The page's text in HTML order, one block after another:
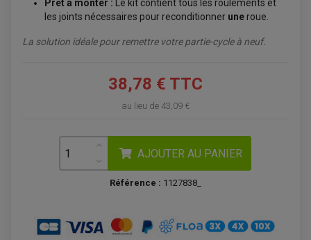
ÉCHAPPEMENT MOTO
SILENCIEUX / ÉCHAPPEMENT MOTO
CHARGEUR BATTERIE
CLIGNOTANT MOTO
ECLAIRAGE MOTO
FEUX ADDITIONNELS
KIT RECONDITIONNEMENT DEMARREUR
POMPE A ESSENCE
REDRESSEUR / REGULATEUR
ENTRETIEN MOTO
ATELIER, PADDOCK, STAND
ÉCHAPEMENT SCOOTER
ÉCHAPPEMENT SCOOTER
BATTERIE SCOOTER
CHARGEUR DE BATTERIE
ECLAIRAGE SCOOTER
FREINAGE
DISQUE DE FREIN AVANT
DISQUE DE FREIN ARRIERE
MAÎTRE CYLINDRE
FILTRE A AIR BMC QUAD
FILTRE A AIR QUAD
KIT CHAÎNE
GUIDE CHAÎNE
PATIN DE BRAS OSCILLANT
EMBRAYAGE OFF ROAD
PIÈCE MOTEUR
POMPE À EAU BOYESEN
KIT RÉPARATION POMPE A EAU
Prêt à monter : Le kit contient tous les roulements et
les joints nécessaires pour reconditionner uneroue.
La solution idéale pour remettre votre partie-cycle à neuf.
38,78 € TTC
au lieu de 43,09 €
AJOUTER AU PANIER
Référence : 1127838_